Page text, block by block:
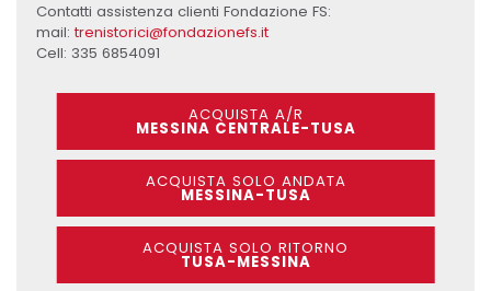
Contatti assistenza clienti Fondazione FS:
mail:trenistorici@fondazionefs.it
Cell: 335 6854091
ACQUISTA A/R
MESSINA CENTRALE-TUSA
ACQUISTA SOLO ANDATA
MESSINA-TUSA
ACQUISTA SOLO RITORNO
TUSA-MESSINA